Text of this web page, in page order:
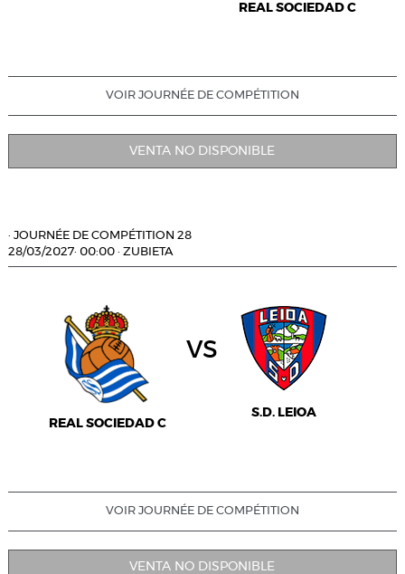
REAL SOCIEDAD C
VOIR JOURNÉE DE COMPÉTITION
VENTA NO DISPONIBLE
· JOURNÉE DE COMPÉTITION 28
28/03/2027· 00:00 · ZUBIETA
REAL SOCIEDAD C
vs
S.D. LEIOA
VOIR JOURNÉE DE COMPÉTITION
VENTA NO DISPONIBLE